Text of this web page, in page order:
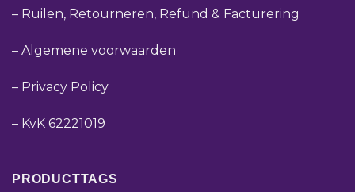
– Ruilen, Retourneren, Refund & Facturering
– Algemene voorwaarden
– Privacy Policy
– KvK 62221019
PRODUCTTAGS